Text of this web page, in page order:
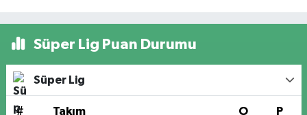
Süper Lig Puan Durumu
Süper Lig
# Takım O P